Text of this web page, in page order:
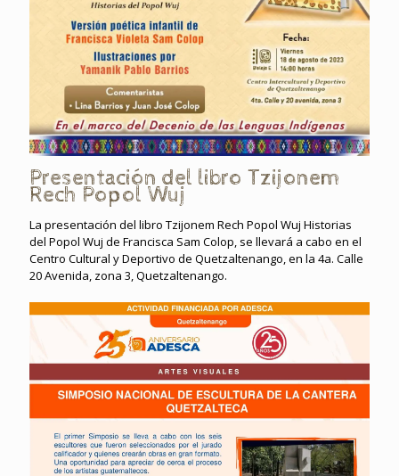
Presentación del libro Tzijonem
Rech Popol Wuj
La presentación del libro Tzijonem Rech Popol Wuj Historias
del Popol Wuj de Francisca Sam Colop, se llevará a cabo en el
Centro Cultural y Deportivo de Quetzaltenango, en la 4a. Calle
20 Avenida, zona 3, Quetzaltenango.